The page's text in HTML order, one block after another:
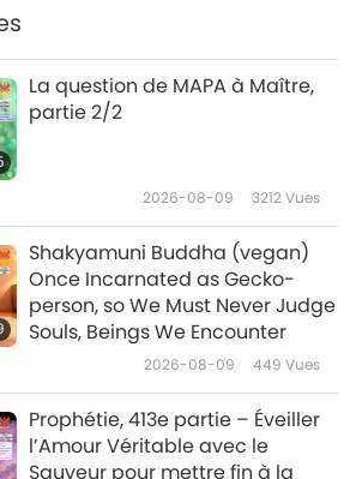
Scott Jurek (végan) : Les secrets
Vues
Des muscles au service d’une
mission : Giacomo Marchese et
le mouvement végan, partie 1/2
3438
Ryan Scott Nelson (végan) :
La question de MAPA à Maître,
partie 2/2
2026-08-09 3212Vues
Shakyamuni Buddha (vegan)
Once Incarnated as Gecko-
person, so We Must Never Judge
Souls, Beings We Encounter
2026-08-09 449 Vues
Prophétie, 413e partie – Éveiller
l’Amour Véritable avec le
Sauveur pour mettre fin à la